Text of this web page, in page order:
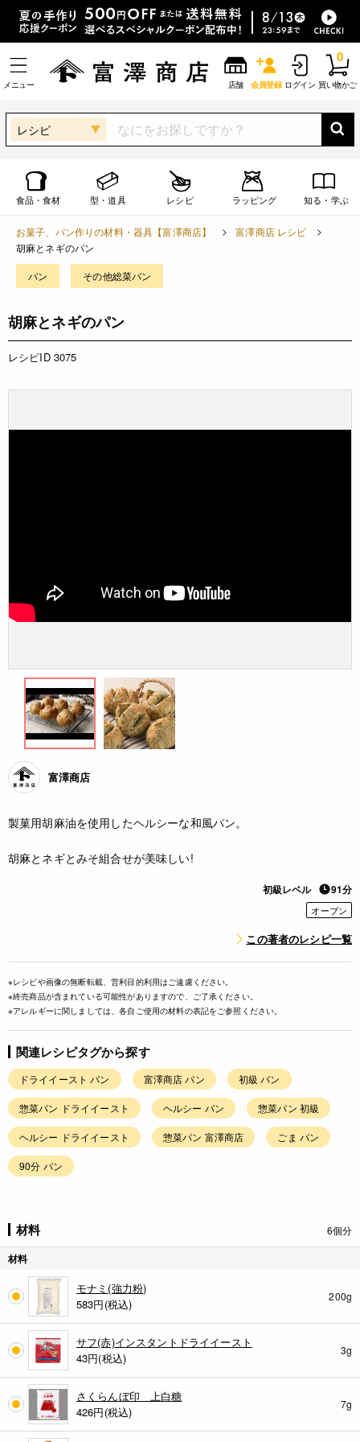
メニュー 店舗 会員登録 ログイン 買い物かご
0
レシピ
食品・食材 型・道具 レシピ ラッピング 知る・学ぶ
お菓子、パン作りの材料・器具【富澤商店】
富澤商店 レシピ
胡麻とネギのパン
パン その他総菜パン
胡麻とネギのパン
レシピID 3075
富澤商店
製菓用胡麻油を使用したヘルシーな和風パン。
胡麻とネギとみそ組合せが美味しい!
初級レベル 91分
オーブン
この著者のレシピ一覧
※レシピや画像の無断転載、営利目的利用はご遠慮ください。
※終売商品が含まれている可能性がありますので、ご了承ください。
※アレルギーに関しましては、各自ご使用の材料の表記をご参照ください。
関連レシピタグから探す
ドライイースト パン 富澤商店 パン 初級 パン
惣菜パン ドライイースト ヘルシー パン 惣菜パン 初級
ヘルシー ドライイースト 惣菜パン 富澤商店 ごま パン
90分 パン
材料 6個分
材料
モナミ(強力粉)
583円(税込)
200g
サフ(赤)インスタントドライイースト
43円(税込)
3g
さくらんぼ印 上白糖
426円(税込)
7g